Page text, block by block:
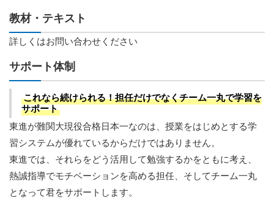
教材・テキスト
詳しくはお問い合わせください
サポート体制
これなら続けられる！担任だけでなくチーム一丸で学習を
サポート
東進が難関大現役合格日本一なのは、授業をはじめとする学
習システムが優れているからだけではありません。
東進では、それらをどう活用して勉強するかをともに考え、
熱誠指導でモチベーションを高める担任、そしてチーム一丸
となって君をサポートします。